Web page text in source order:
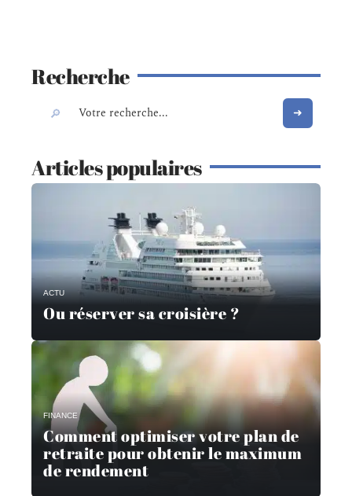
Recherche
Articles populaires
ACTU
Ou réserver sa croisière ?
FINANCE
Comment optimiser votre plan de
retraite pour obtenir le maximum
de rendement